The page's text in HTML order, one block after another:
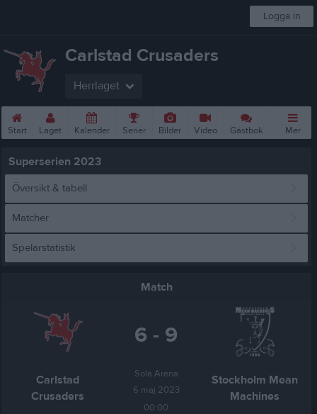
Logga in
Carlstad Crusaders
Herrlaget
Start Laget Kalender Serier Bilder Video Gästbok Mer
Superserien 2023
Översikt & tabell
Matcher
Spelarstatistik
Match
Carlstad
Crusaders
6 - 9
Sola Arena
6 maj 2023
00:00
Stockholm Mean
Machines